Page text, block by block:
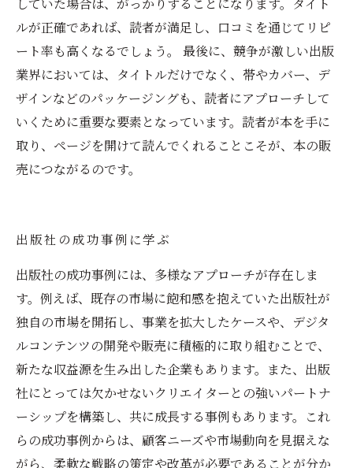
ルが正確であれば、読者が満足し、口コミを通じてリピ
ート率も高くなるでしょう。 最後に、競争が激しい出版
業界においては、タイトルだけでなく、帯やカバー、デ
ザインなどのパッケージングも、読者にアプローチして
いくために重要な要素となっています。読者が本を手に
取り、ページを開けて読んでくれることこそが、本の販
売につながるのです。
出版社の成功事例に学ぶ
出版社の成功事例には、多様なアプローチが存在しま
す。例えば、既存の市場に飽和感を抱えていた出版社が
独自の市場を開拓し、事業を拡大したケースや、デジタ
ルコンテンツの開発や販売に積極的に取り組むことで、
新たな収益源を生み出した企業もあります。また、出版
社にとっては欠かせないクリエイターとの強いパートナ
ーシップを構築し、共に成長する事例もあります。これ
らの成功事例からは、顧客ニーズや市場動向を見据えな
がら、柔軟な戦略の策定や改革が必要であることが分か